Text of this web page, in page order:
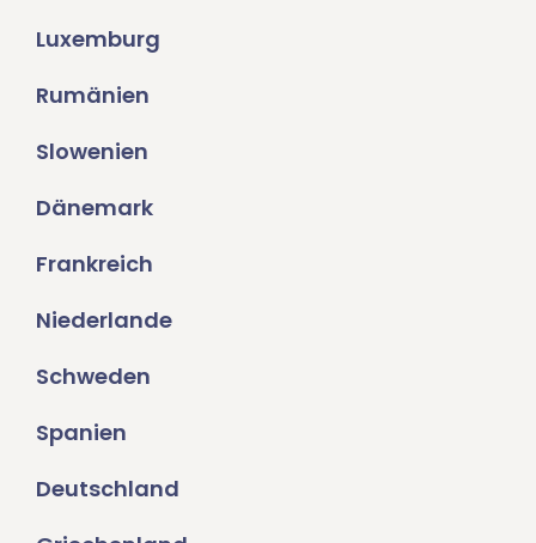
Luxemburg
Rumänien
Slowenien
Dänemark
Frankreich
Niederlande
Schweden
Spanien
Deutschland